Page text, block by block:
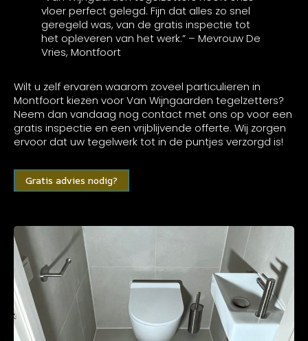
vloer perfect gelegd. Fijn dat alles zo snel
geregeld was, van de gratis inspectie tot
het opleveren van het werk.” – Mevrouw De
Vries, Montfoort
Wilt u zelf ervaren waarom zoveel particulieren in
Montfoort kiezen voor Van Wijngaarden tegelzetters?
Neem dan vandaag nog contact met ons op voor een
gratis inspectie en een vrijblijvende offerte. Wij zorgen
ervoor dat uw tegelwerk tot in de puntjes verzorgd is!
Gratis advies nodig?